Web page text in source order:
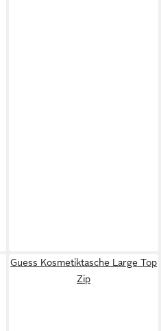
Guess Kosmetiktasche Large Top
Zip